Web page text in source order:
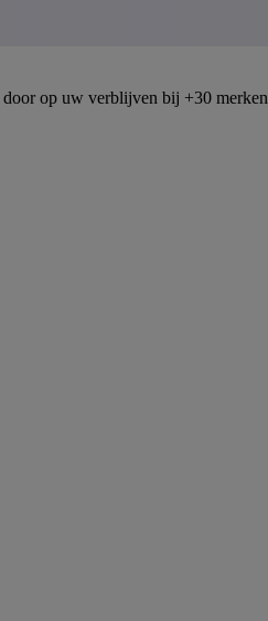
door op uw verblijven bij +30 merken